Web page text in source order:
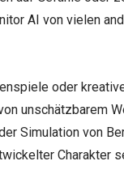
AI von vielen
oder
unschätzbarem
Simulation von
Charakter